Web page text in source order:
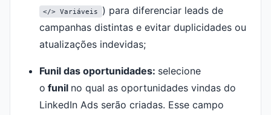
</> Variáveis
) para diferenciar leads de
campanhas distintas e evitar duplicidades ou
atualizações indevidas;
Funil das oportunidades: selecione
o funil no qual as oportunidades vindas do
LinkedIn Ads serão criadas. Esse campo